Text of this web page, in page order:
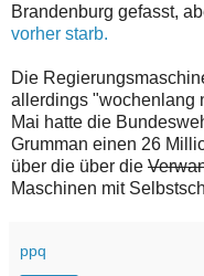
Brandenburg gefasst,
vorher starb.
Die
allerdings "wochenlang
Mai hatte die
Grumman einen 26
über die über die
Maschinen mit
ppq